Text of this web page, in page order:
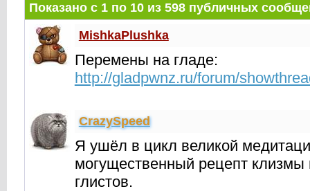
Показано с 1 по 10из 598публичных
MishkaPlushka
Перемены на гладе:
http://gladpwnz.ru/forum/
CrаzySpeed
Я ушёл в цикл великой
могущественный рецепт клизмы
глистов.